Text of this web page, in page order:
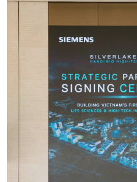
Tin Kinh tế
Trước giờ mở cửa
Dòng chảy Kinh tế
Sức sống hàng Việt
Khởi nghiệp
Tuyên chiến với gian lận
thương mại